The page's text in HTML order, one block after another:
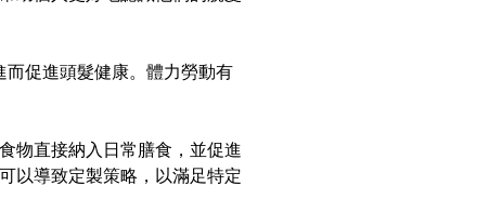
而促進頭髮健康。體力勞動有
物直接納入日常膳食，並促進
以導致定製策略，以滿足特定